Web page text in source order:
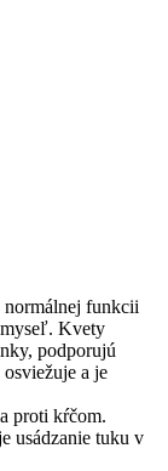
normálnej funkcii
Kvety
podporujú
a je
proti kŕčom.
usádzanie tuku v